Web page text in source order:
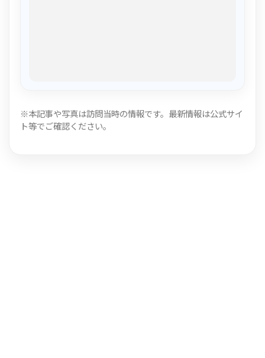
※本記事や写真は訪問当時の情報です。最新情報は公式サイ
ト等でご確認ください。